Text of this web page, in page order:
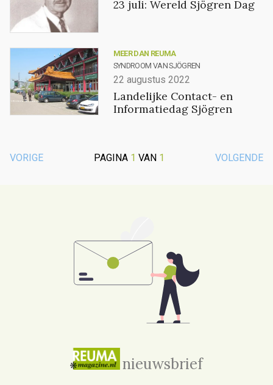
23 juli: Wereld Sjögren Dag
MEER DAN REUMA
SYNDROOM VAN SJÖGREN
22 augustus 2022
Landelijke Contact- en
Informatiedag Sjögren
VORIGE PAGINA 1 VAN 1 VOLGENDE
nieuwsbrief